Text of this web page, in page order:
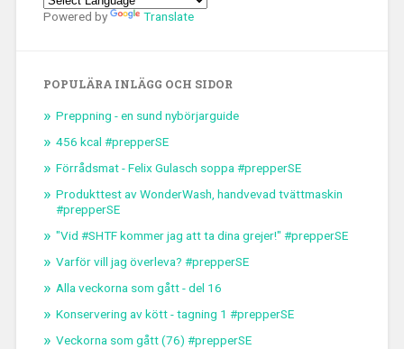
Powered by Translate
POPULÄRA INLÄGG OCH SIDOR
Preppning - en sund nybörjarguide
456 kcal #prepperSE
Förrådsmat - Felix Gulasch soppa #prepperSE
Produkttest av WonderWash, handvevad tvättmaskin
#prepperSE
"Vid #SHTF kommer jag att ta dina grejer!" #prepperSE
Varför vill jag överleva? #prepperSE
Alla veckorna som gått - del 16
Konservering av kött - tagning 1 #prepperSE
Veckorna som gått (76) #prepperSE